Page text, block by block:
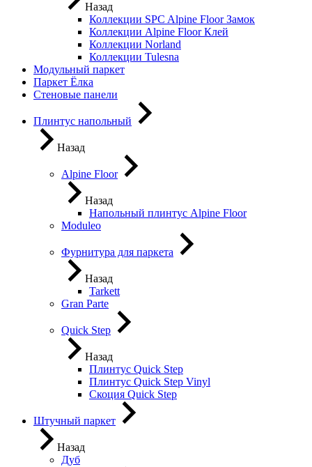
Назад
Коллекции SPC Alpine Floor Замок
Коллекции Alpine Floor Клей
Коллекции Norland
Коллекции Tulesna
Модульный паркет
Паркет Ёлка
Стеновые панели
Плинтус напольный
Назад
Alpine Floor
Назад
Напольный плинтус Alpine Floor
Moduleo
Фурнитура для паркета
Назад
Tarkett
Gran Parte
Quick Step
Назад
Плинтус Quick Step
Плинтус Quick Step Vinyl
Скоция Quick Step
Штучный паркет
Назад
Дуб